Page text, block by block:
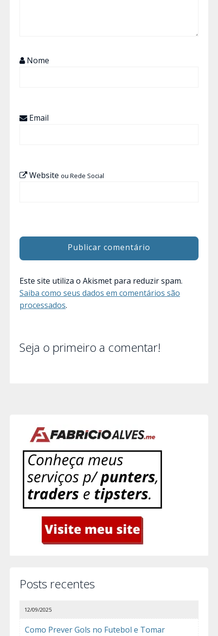
Nome
Email
Website ou Rede Social
Este site utiliza o Akismet para reduzir spam.
Saiba como seus dados em comentários são
processados.
Seja o primeiro a comentar!
Posts recentes
Como Prever Gols no Futebol e Tomar
12/09/2025